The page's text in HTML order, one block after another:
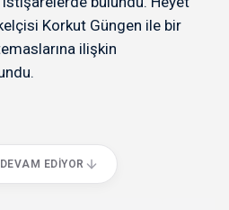
Korkut Güngen ile bir
ilişkin
EDIYOR